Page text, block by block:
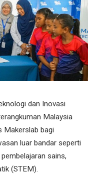
dan Inovasi
Malaysia
Makerslab bagi
luar bandar seperti
sains,
(STEM).